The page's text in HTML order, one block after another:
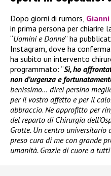
Dopo giorni di rumors,
in prima persona per chiarire
“Uomini e Donne” ha
Instagram, dove ha
ha subito un intervento
programmato: “Sì, ho
non d’urgenza e
benissimo… direi persino
per il vostro affetto e per il
abbraccio. Ne approfitto per
del reparto di Chirurgia
Grotte. Un centro universitario
preso cura di me con grande
umanità. Grazie di cuore a